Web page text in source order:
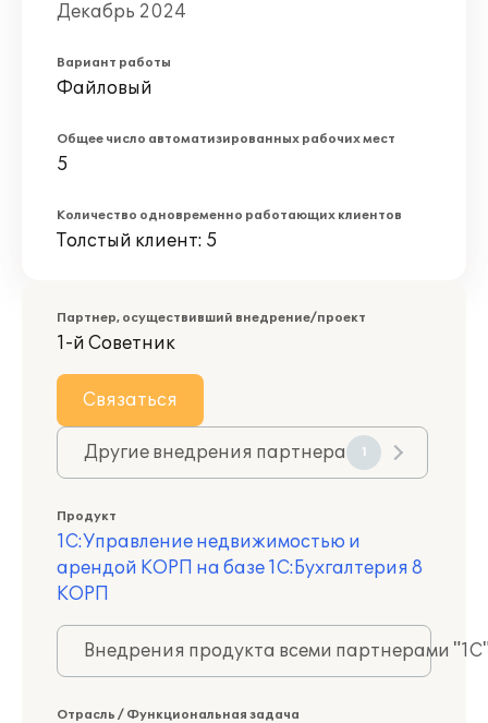
Декабрь 2024
Вариант работы
Файловый
Общее число автоматизированных рабочих мест
5
Количество одновременно работающих клиентов
Толстый клиент: 5
Партнер, осуществивший внедрение/проект
1-й Советник
Связаться
Другие внедрения партнера 1
Продукт
1С:Управление недвижимостью и
арендой КОРП на базе 1С:Бухгалтерия 8
КОРП
Внедрения продукта всеми партнерами
Отрасль / Функциональная задача